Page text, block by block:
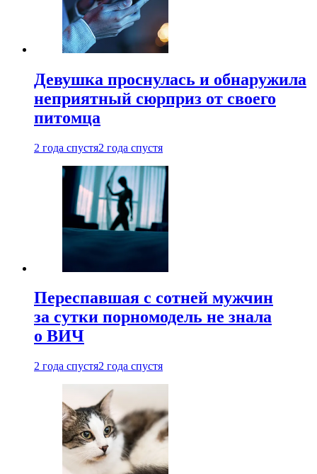
Девушка проснулась и обнаружила
неприятный сюрприз от своего
питомца
2 года спустя2 года спустя
Переспавшая с сотней мужчин
за сутки порномодель не знала
о ВИЧ
2 года спустя2 года спустя